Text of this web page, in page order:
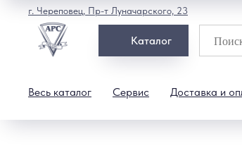
Каталог
Весь каталог Сервис Доставка и
г. Череповец, Пр-т Луначарского, 23